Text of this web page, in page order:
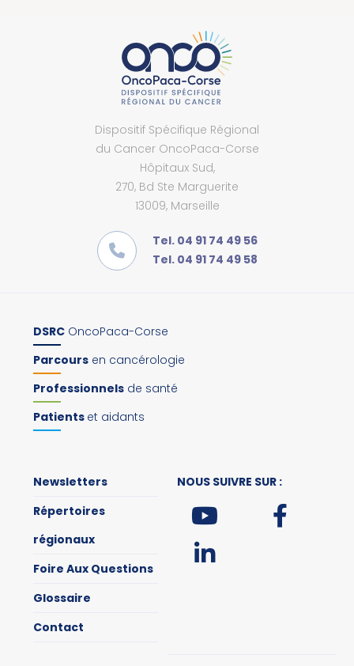
Dispositif Spécifique Régional
du Cancer OncoPaca-Corse
Hôpitaux Sud,
270, Bd Ste Marguerite
13009, Marseille
Tel. 04 91 74 49 56
Tel. 04 91 74 49 58
DSRC OncoPaca-Corse
Parcours en cancérologie
Professionnels de santé
Patients et aidants
Newsletters
Répertoires
régionaux
Foire Aux Questions
Glossaire
Contact
NOUS SUIVRE SUR :